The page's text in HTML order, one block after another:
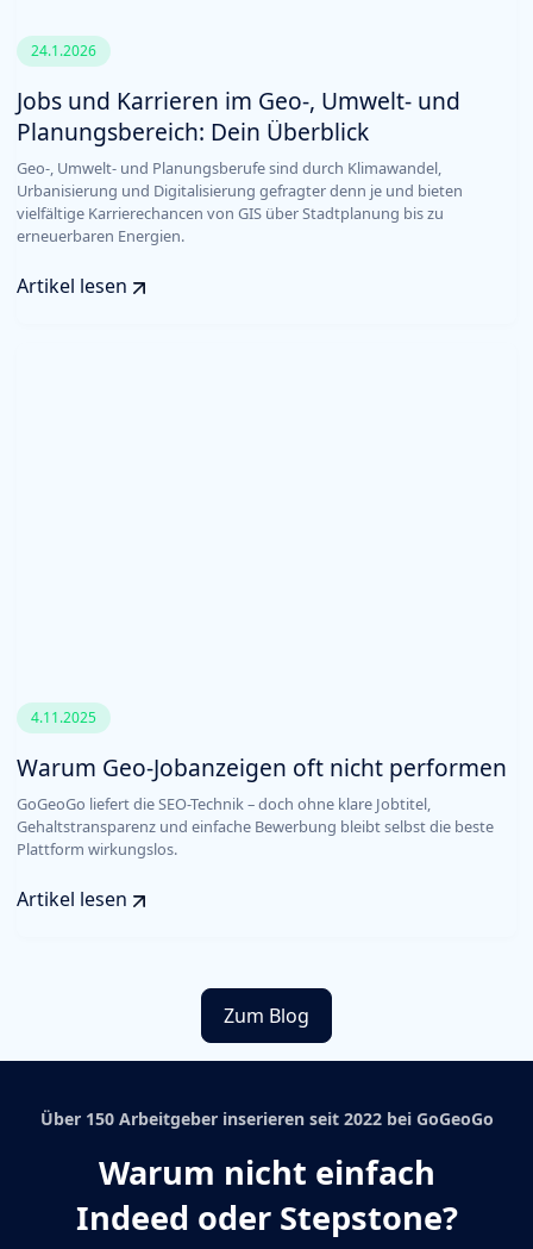
24.1.2026
Jobs und Karrieren im Geo-, Umwelt- und
Planungsbereich: Dein Überblick
Geo-, Umwelt- und Planungsberufe sind durch Klimawandel,
Urbanisierung und Digitalisierung gefragter denn je und bieten
vielfältige Karrierechancen von GIS über Stadtplanung bis zu
erneuerbaren Energien.
Artikel lesen
4.11.2025
Warum Geo-Jobanzeigen oft nicht performen
GoGeoGo liefert die SEO-Technik – doch ohne klare Jobtitel,
Gehaltstransparenz und einfache Bewerbung bleibt selbst die beste
Plattform wirkungslos.
Artikel lesen
Zum Blog
Über 150 Arbeitgeber inserieren seit 2022 bei GoGeoGo
Warum nicht einfach
Indeed oder Stepstone?